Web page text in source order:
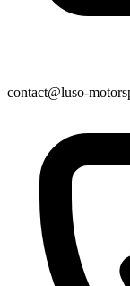
contact@luso-